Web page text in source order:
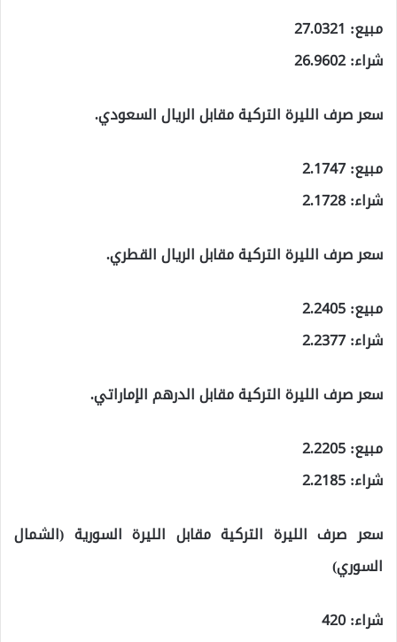
مبيع: 27.0321
شراء: 26.9602
سعر صرف الليرة التركية مقابل الريال السعودي.
مبيع: 2.1747
شراء: 2.1728
سعر صرف الليرة التركية مقابل الريال القطري.
مبيع: 2.2405
شراء: 2.2377
سعر صرف الليرة التركية مقابل الدرهم الإماراتي.
مبيع: 2.2205
شراء: 2.2185
سعر صرف الليرة التركية مقابل الليرة السورية (الشمال
السوري)
شراء: 420